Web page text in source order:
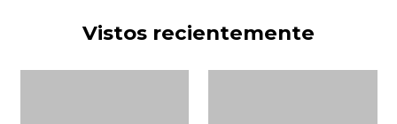
Vistos recientemente